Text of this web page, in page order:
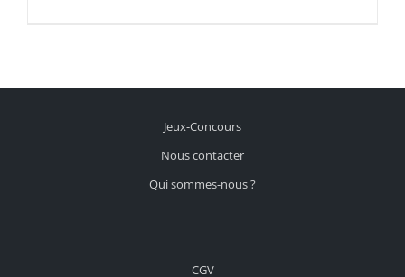
Jeux-Concours
Nous contacter
Qui sommes-nous ?
CGV